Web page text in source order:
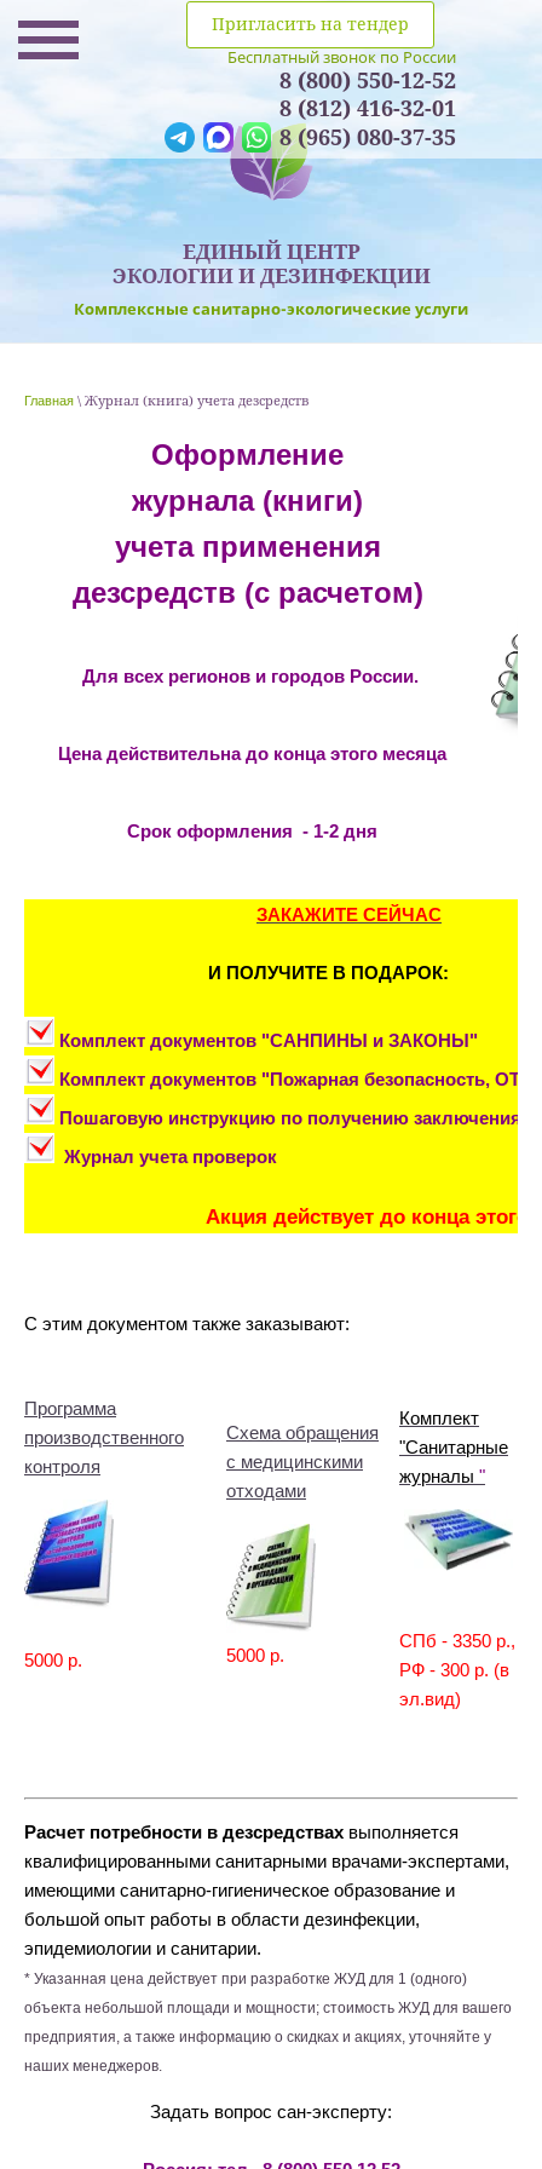
ЕДИНЫЙ ЦЕНТР
ЭКОЛОГИИ И ДЕЗИНФЕКЦИИ
Комплексные санитарно-экологические услуги
Главная \ Журнал (книга) учета дезсредств
Оформление
журнала (книги)
учета применения
дезсредств (с расчетом)
Для всех регионов и городов России.
Цена действительна до конца этого месяца
Срок оформления - 1-2 дня
ЗАКАЖИТЕ СЕЙЧАС
И ПОЛУЧИТЕ В ПОДАРОК:
Комплект документов "САНПИНЫ и ЗАКОНЫ"
Комплект документов "Пожарная безопасность, ОТ
Пошаговую инструкцию по получению заключения
Журнал учета проверок
Акция действует до конца этого
С этим документом также заказывают:
Программа
производственного
контроля
5000 р.
Схема обращения
с медицинскими
отходами
5000 р.
Комплект
"Санитарные
журналы "
СПб - 3350 р.,
РФ - 300 р. (в
эл.вид)
Расчет потребности в дезсредствах выполняется
квалифицированными санитарными врачами-экспертами,
имеющими санитарно-гигиеническое образование и
большой опыт работы в области дезинфекции,
эпидемиологии и санитарии.
* Указанная цена действует при разработке ЖУД для 1 (одного)
объекта небольшой площади и мощности; стоимость ЖУД для вашего
предприятия, а также информацию о скидках и акциях, уточняйте у
наших менеджеров.
Задать вопрос сан-эксперту:
Бесплатный звонок по России
8 (800) 550-12-52
8 (812) 416-32-01
8 (965) 080-37-35
Пригласить на тендер